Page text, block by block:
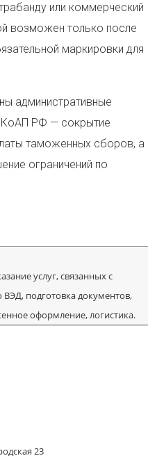
или коммерческий
возможен только после
маркировки для
административные
КоАП РФ — сокрытие
таможенных сборов, а
ограничений по
услуг, связанных с
подготовка документов,
оформление, логистика.
23